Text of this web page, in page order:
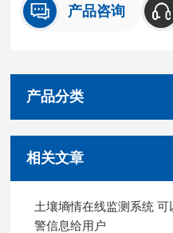
产品咨询
产品分类
相关文章
土壤墒情在线监测系统
警信息给用户